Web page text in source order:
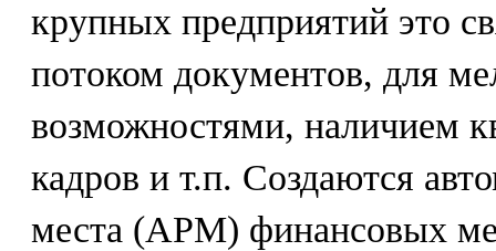
крупных предприятий это
потоком документов, для
возможностями, наличием
кадров и т.п. Создаются
места (АРМ) финансовых